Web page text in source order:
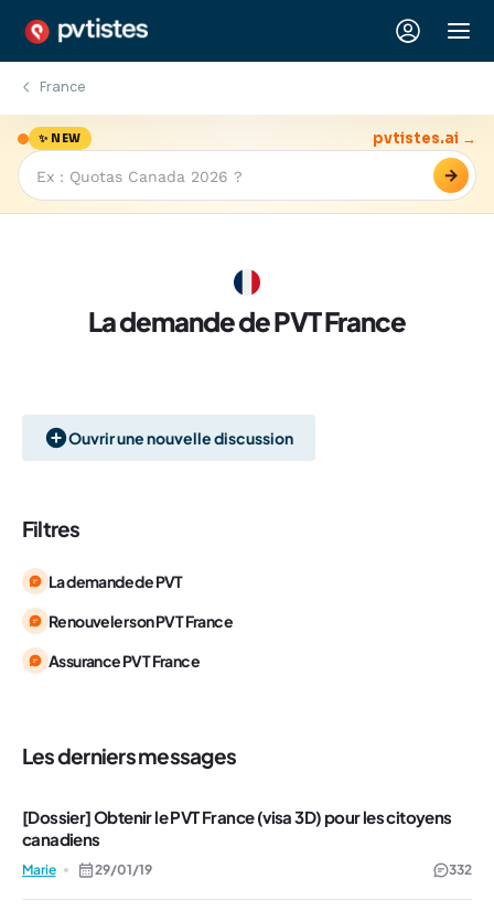
France
✨ NEW
→
pvtistes.ai →
La demande de PVT France
Ouvrir une nouvelle discussion
Filtres
La demande de PVT
Renouveler son PVT France
Assurance PVT France
Les derniers messages
[Dossier] Obtenir le PVT France (visa 3D) pour les citoyens
canadiens
Marie 29/01/19 332